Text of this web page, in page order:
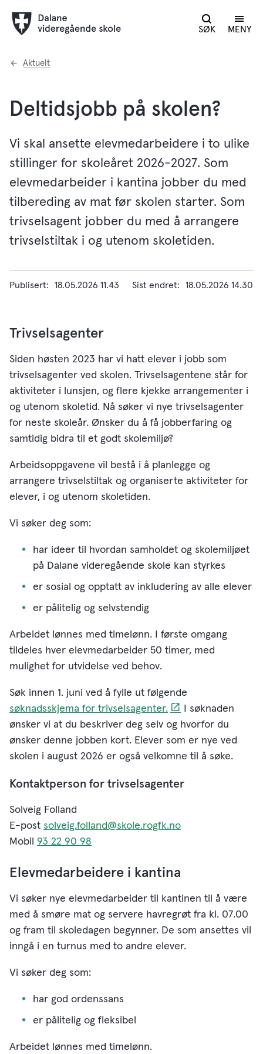
SØK MENY
Du
Aktuelt
Deltidsjobb på skolen?
Vi skal ansette elevmedarbeidere i to ulike
stillinger for skoleåret 2026-2027. Som
elevmedarbeider i kantina jobber du med
tilbereding av mat før skolen starter. Som
trivselsagent jobber du med å arrangere
trivselstiltak i og utenom skoletiden.
Publisert 18.05.2026 11.43 Sist endret 18.05.2026 14.30
Trivselsagenter
Siden høsten 2023 har vi hatt elever i jobb som
trivselsagenter ved skolen. Trivselsagentene står for
aktiviteter i lunsjen, og flere kjekke arrangementer i
og utenom skoletid. Nå søker vi nye trivselsagenter
for neste skoleår. Ønsker du å få jobberfaring og
samtidig bidra til et godt skolemiljø?
Arbeidsoppgavene vil bestå i å planlegge og
arrangere trivselstiltak og organiserte aktiviteter for
elever, i og utenom skoletiden.
Vi søker deg som:
har ideer til hvordan samholdet og skolemiljøet
på Dalane videregående skole kan styrkes
er sosial og opptatt av inkludering av alle elever
er pålitelig og selvstendig
Arbeidet lønnes med timelønn. I første omgang
tildeles hver elevmedarbeider 50 timer, med
mulighet for utvidelse ved behov.
Søk innen 1. juni ved å fylle ut følgende
søknadsskjema for trivselsagenter.
I søknaden
ønsker vi at du beskriver deg selv og hvorfor du
ønsker denne jobben kort. Elever som er nye ved
skolen i august 2026 er også velkomne til å søke.
Kontaktperson for trivselsagenter
Solveig Folland
E-post solveig.folland@skole.rogfk.no
Mobil 93 22 90 98
Elevmedarbeidere i kantina
Vi søker nye elevmedarbeider til kantinen til å være
med å smøre mat og servere havregrøt fra kl. 07.00
og fram til skoledagen begynner. De som ansettes vil
inngå i en turnus med to andre elever.
Vi søker deg som:
har god ordenssans
er pålitelig og fleksibel
Arbeidet lønnes med timelønn.